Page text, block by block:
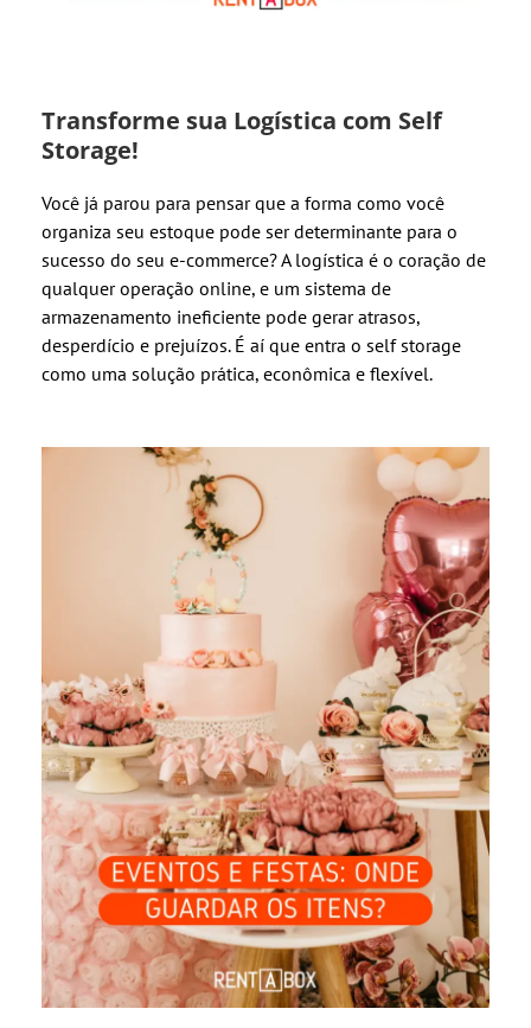
Transforme sua Logística com Self
Storage!
Você já parou para pensar que a forma como você
organiza seu estoque pode ser determinante para o
sucesso do seu e-commerce? A logística é o coração de
qualquer operação online, e um sistema de
armazenamento ineficiente pode gerar atrasos,
desperdício e prejuízos. É aí que entra o self storage
como uma solução prática, econômica e flexível.